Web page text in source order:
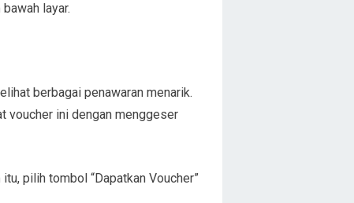
layar.
berbagai penawaran menarik.
voucher ini dengan menggeser
pilih tombol “Dapatkan Voucher”